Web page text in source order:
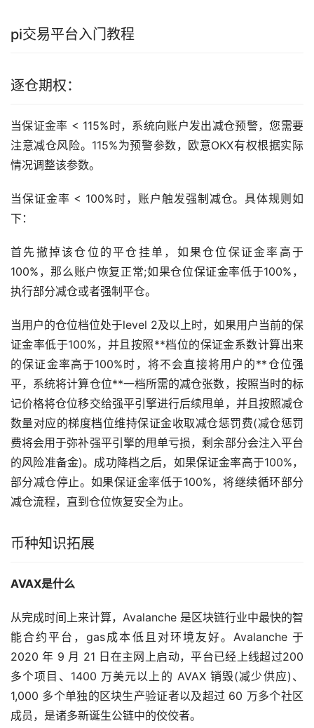
pi交易平台入门教程
逐仓期权：
当保证金率 < 115%时，系统向账户发出减仓预警，您需要
注意减仓风险。115%为预警参数，欧意OKX有权根据实际
情况调整该参数。
当保证金率 < 100%时，账户触发强制减仓。具体规则如
下：
首先撤掉该仓位的平仓挂单，如果仓位保证金率高于
100%，那么账户恢复正常;如果仓位保证金率低于100%，
执行部分减仓或者强制平仓。
当用户的仓位档位处于level 2及以上时，如果用户当前的保
证金率低于100%，并且按照**档位的保证金系数计算出来
的保证金率高于100%时，将不会直接将用户的**仓位强
平，系统将计算仓位**一档所需的减仓张数，按照当时的标
记价格将仓位移交给强平引擎进行后续甩单，并且按照减仓
数量对应的梯度档位维持保证金收取减仓惩罚费(减仓惩罚
费将会用于弥补强平引擎的甩单亏损，剩余部分会注入平台
的风险准备金)。成功降档之后，如果保证金率高于100%，
部分减仓停止。如果保证金率低于100%，将继续循环部分
减仓流程，直到仓位恢复安全为止。
币种知识拓展
AVAX是什么
从完成时间上来计算，Avalanche 是区块链行业中最快的智
能合约平台，gas成本低且对环境友好。Avalanche 于
2020 年 9 月 21 日在主网上启动，平台已经上线超过200
多个项目、1400 万美元以上的 AVAX 销毁(减少供应)、
1,000 多个单独的区块生产验证者以及超过 60 万多个社区
成员，是诸多新诞生公链中的佼佼者。